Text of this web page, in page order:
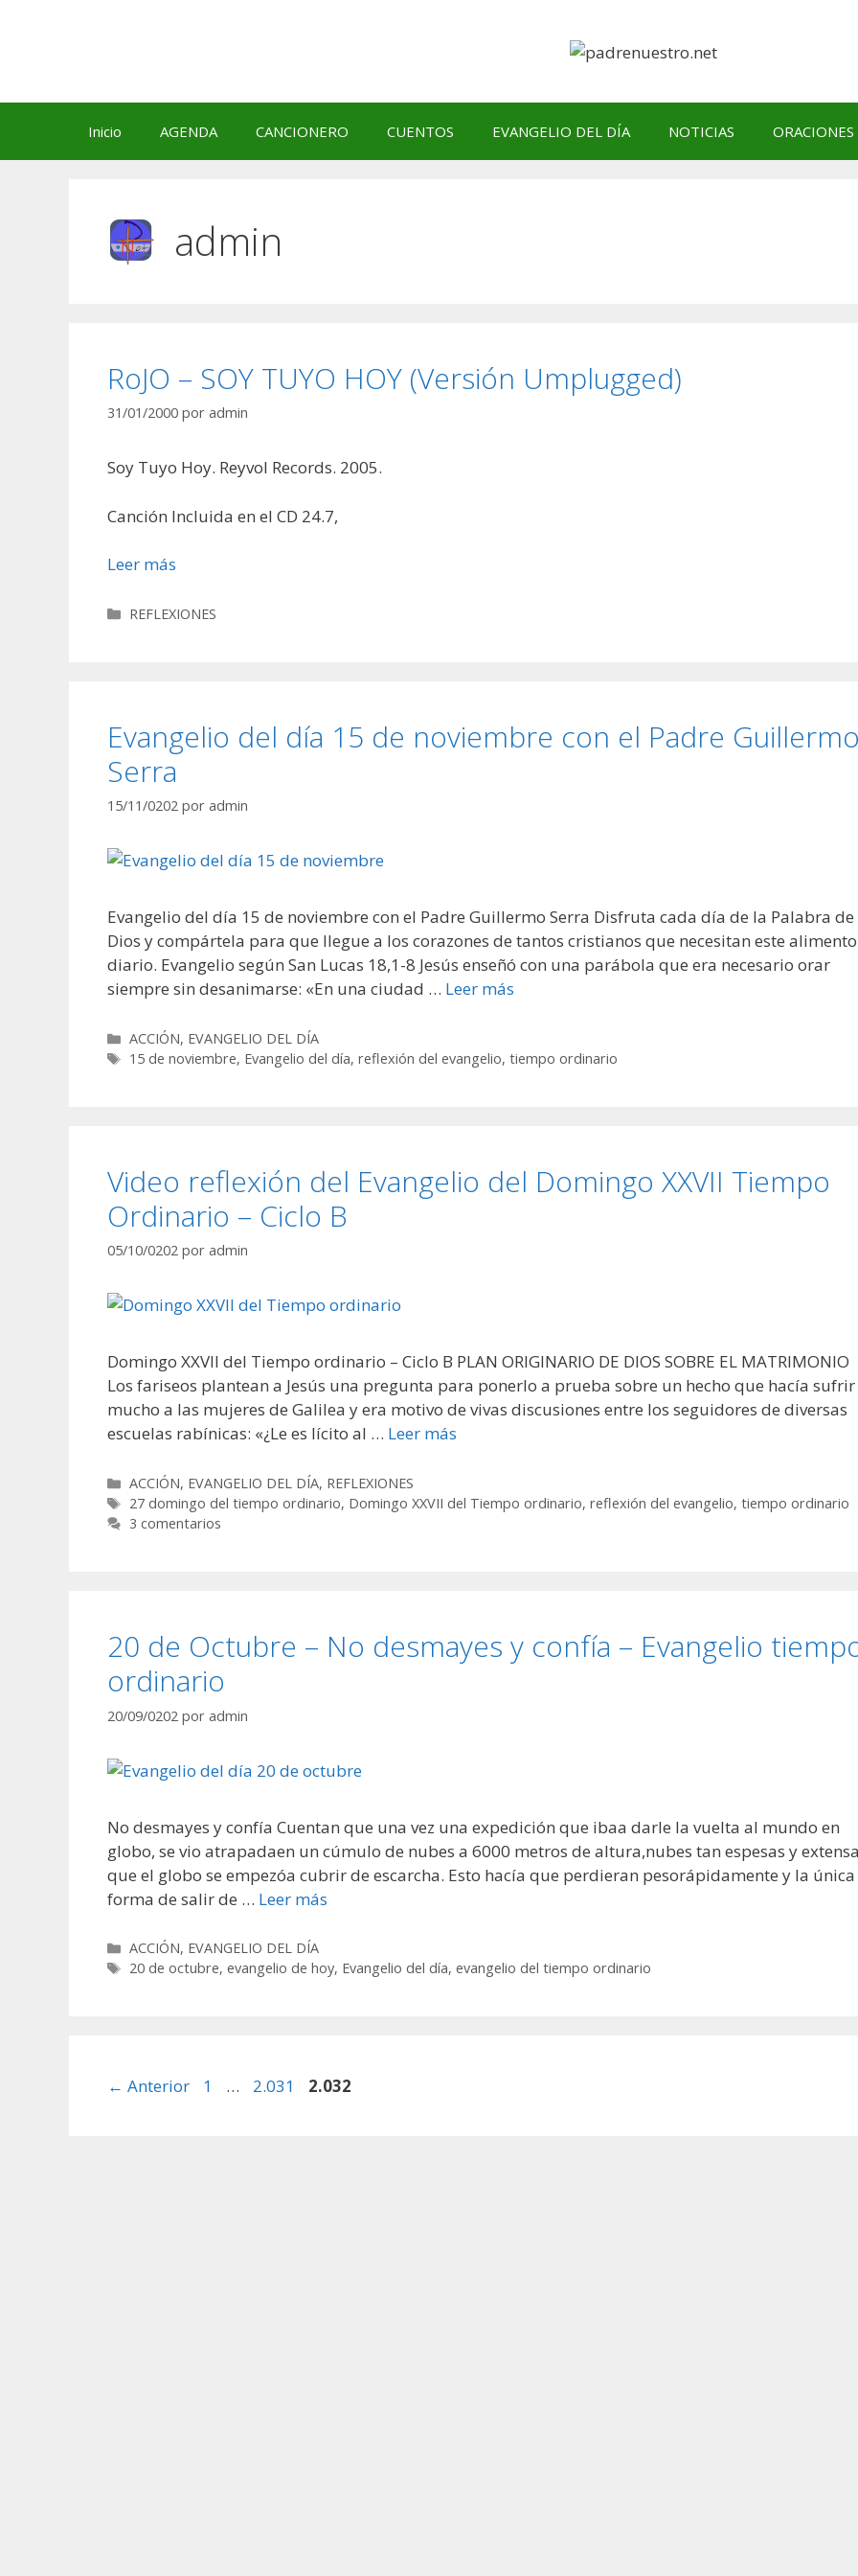
Inicio AGENDA CANCIONERO CUENTOS EVANGELIO DEL DÍA NOTICIAS ORACIONES
admin
RoJO – SOY TUYO HOY (Versión Umplugged)
31/01/2000 por admin
Soy Tuyo Hoy. Reyvol Records. 2005.
Canción Incluida en el CD 24.7,
Leer más
Categorías
REFLEXIONES
Evangelio del día 15 de noviembre con el Padre
Serra
15/11/0202 por admin
Evangelio del día 15 de noviembre con el Padre Guillermo Serra Disfruta cada día de la Palabra de
Dios y compártela para que llegue a los corazones de tantos cristianos que necesitan este alimento
diario. Evangelio según San Lucas 18,1-8 Jesús enseñó con una parábola que era necesario orar
siempre sin desanimarse: «En una ciudad … Leer más
Categorías
ACCIÓN, EVANGELIO DEL DÍA
Etiquetas
15 de noviembre, Evangelio del día,reflexión del evangelio,tiempo ordinario
Video reflexión del Evangelio del Domingo XXVII Tiempo
Ordinario – Ciclo B
05/10/0202 por admin
Domingo XXVII del Tiempo ordinario – Ciclo B PLAN ORIGINARIO DE DIOS SOBRE EL MATRIMONIO
Los fariseos plantean a Jesús una pregunta para ponerlo a prueba sobre un hecho que hacía sufrir
mucho a las mujeres de Galilea y era motivo de vivas discusiones entre los seguidores de diversas
escuelas rabínicas: «¿Le es lícito al … Leer más
Categorías
ACCIÓN, EVANGELIO DEL DÍA, REFLEXIONES
Etiquetas
27 domingo del tiempo ordinario, Domingo XXVII del Tiempo ordinario,reflexión del evangelio,tiempo ordinario
3 comentarios
20 de Octubre – No desmayes y confía – Evangelio
ordinario
20/09/0202 por admin
No desmayes y confía Cuentan que una vez una expedición que ibaa darle la vuelta al mundo en
globo, se vio atrapadaen un cúmulo de nubes a 6000 metros de altura,nubes tan espesas y
que el globo se empezóa cubrir de escarcha. Esto hacía que perdieran pesorápidamente y la única
forma de salir de … Leer más
Categorías
ACCIÓN, EVANGELIO DEL DÍA
Etiquetas
20 de octubre,evangelio de hoy, Evangelio del día,evangelio del tiempo ordinario
← Anterior Página
1 … Página
2.031 Página
2.032